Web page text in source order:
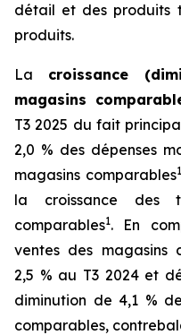
détail et des produits
produits.
La croissance
magasins
T3 2025 du fait
2,0 % des dépenses
magasins comparables1
la croissance des
comparables1. En
ventes des magasins
2,5 % au T3 2024 et
diminution de 4,1 %
comparables,